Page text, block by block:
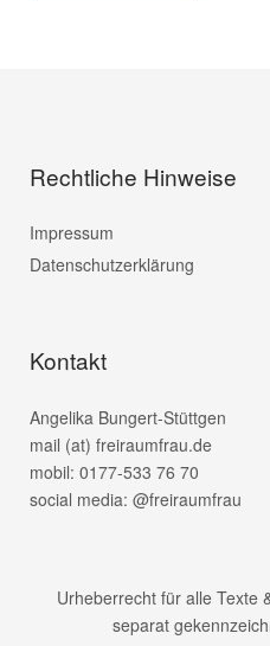
Rechtliche Hinweise
Impressum
Datenschutzerklärung
Kontakt
Angelika Bungert-Stüttgen
mail (at) freiraumfrau.de
mobil: 0177-533 76 70
social media: @freiraumfrau
Urheberrecht für alle Texte
separat